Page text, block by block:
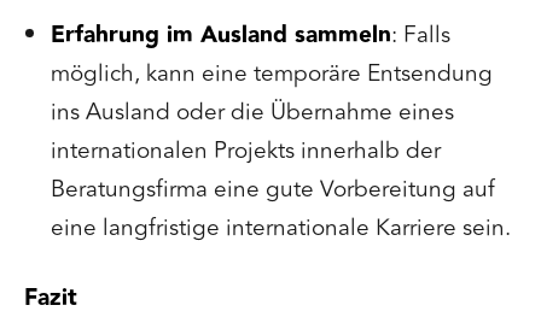
Erfahrung im Ausland sammeln: Falls
möglich, kann eine temporäre Entsendung
ins Ausland oder die Übernahme eines
internationalen Projekts innerhalb der
Beratungsfirma eine gute Vorbereitung auf
eine langfristige internationale Karriere sein.
Fazit